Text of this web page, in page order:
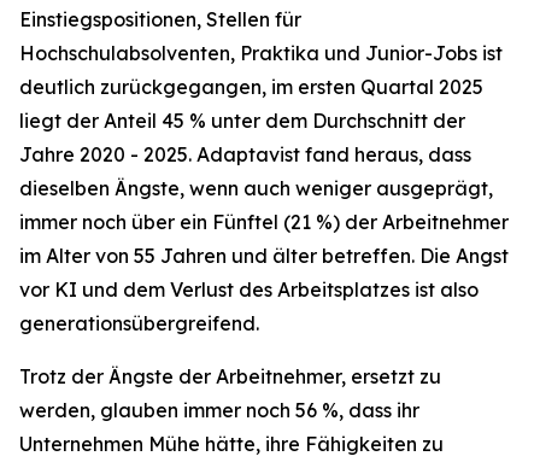
Einstiegspositionen, Stellen für
Hochschulabsolventen, Praktika und Junior-Jobs ist
deutlich zurückgegangen, im ersten Quartal 2025
liegt der Anteil 45 % unter dem Durchschnitt der
Jahre 2020 - 2025. Adaptavist fand heraus, dass
dieselben Ängste, wenn auch weniger ausgeprägt,
immer noch über ein Fünftel (21 %) der Arbeitnehmer
im Alter von 55 Jahren und älter betreffen. Die Angst
vor KI und dem Verlust des Arbeitsplatzes ist also
generationsübergreifend.
Trotz der Ängste der Arbeitnehmer, ersetzt zu
werden, glauben immer noch 56 %, dass ihr
Unternehmen Mühe hätte, ihre Fähigkeiten zu